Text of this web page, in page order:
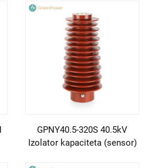
GPNY40.5-320S 40.5kV
Izolator kapaciteta (sensor)